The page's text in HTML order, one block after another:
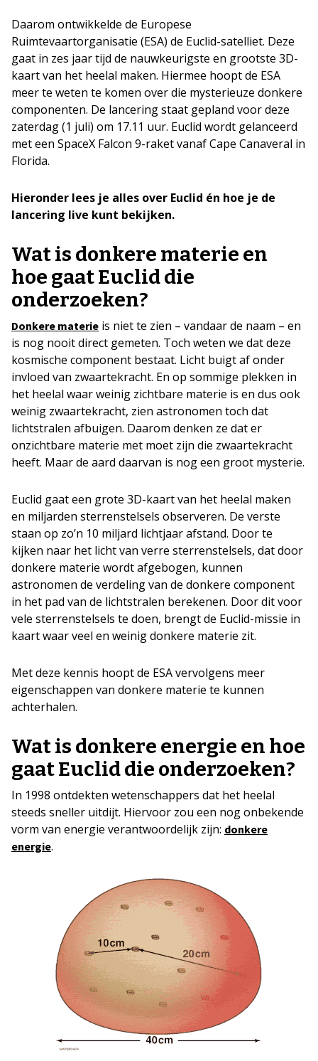
Daarom ontwikkelde de Europese
Ruimtevaartorganisatie (ESA) de Euclid-satelliet. Deze
gaat in zes jaar tijd de nauwkeurigste en grootste 3D-
kaart van het heelal maken. Hiermee hoopt de ESA
meer te weten te komen over die mysterieuze donkere
componenten. De lancering staat gepland voor deze
zaterdag (1 juli) om 17.11 uur. Euclid wordt gelanceerd
met een SpaceX Falcon 9-raket vanaf Cape Canaveral in
Florida.
Hieronder lees je alles over Euclid én hoe je de
lancering live kunt bekijken.
Wat is donkere materie en
hoe gaat Euclid die
onderzoeken?
Donkere materie is niet te zien – vandaar de naam – en
is nog nooit direct gemeten. Toch weten we dat deze
kosmische component bestaat. Licht buigt af onder
invloed van zwaartekracht. En op sommige plekken in
het heelal waar weinig zichtbare materie is en dus ook
weinig zwaartekracht, zien astronomen toch dat
lichtstralen afbuigen. Daarom denken ze dat er
onzichtbare materie met moet zijn die zwaartekracht
heeft. Maar de aard daarvan is nog een groot mysterie.
Euclid gaat een grote 3D-kaart van het heelal maken
en miljarden sterrenstelsels observeren. De verste
staan op zo’n 10 miljard lichtjaar afstand. Door te
kijken naar het licht van verre sterrenstelsels, dat door
donkere materie wordt afgebogen, kunnen
astronomen de verdeling van de donkere component
in het pad van de lichtstralen berekenen. Door dit voor
vele sterrenstelsels te doen, brengt de Euclid-missie in
kaart waar veel en weinig donkere materie zit.
Met deze kennis hoopt de ESA vervolgens meer
eigenschappen van donkere materie te kunnen
achterhalen.
Wat is donkere energie en hoe
gaat Euclid die onderzoeken?
In 1998 ontdekten wetenschappers dat het heelal
steeds sneller uitdijt. Hiervoor zou een nog onbekende
vorm van energie verantwoordelijk zijn: donkere
energie.